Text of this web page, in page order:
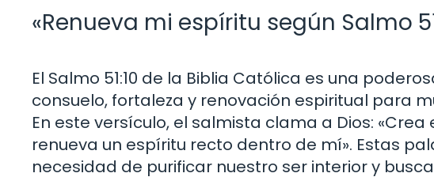
«Renueva mi espíritu según Salmo
El Salmo 51:10 de la Biblia Católica es una
consuelo, fortaleza y renovación espiritual para
En este versículo, el salmista clama a Dios: «Crea
renueva un espíritu recto dentro de mí». Estas
necesidad de purificar nuestro ser interior y